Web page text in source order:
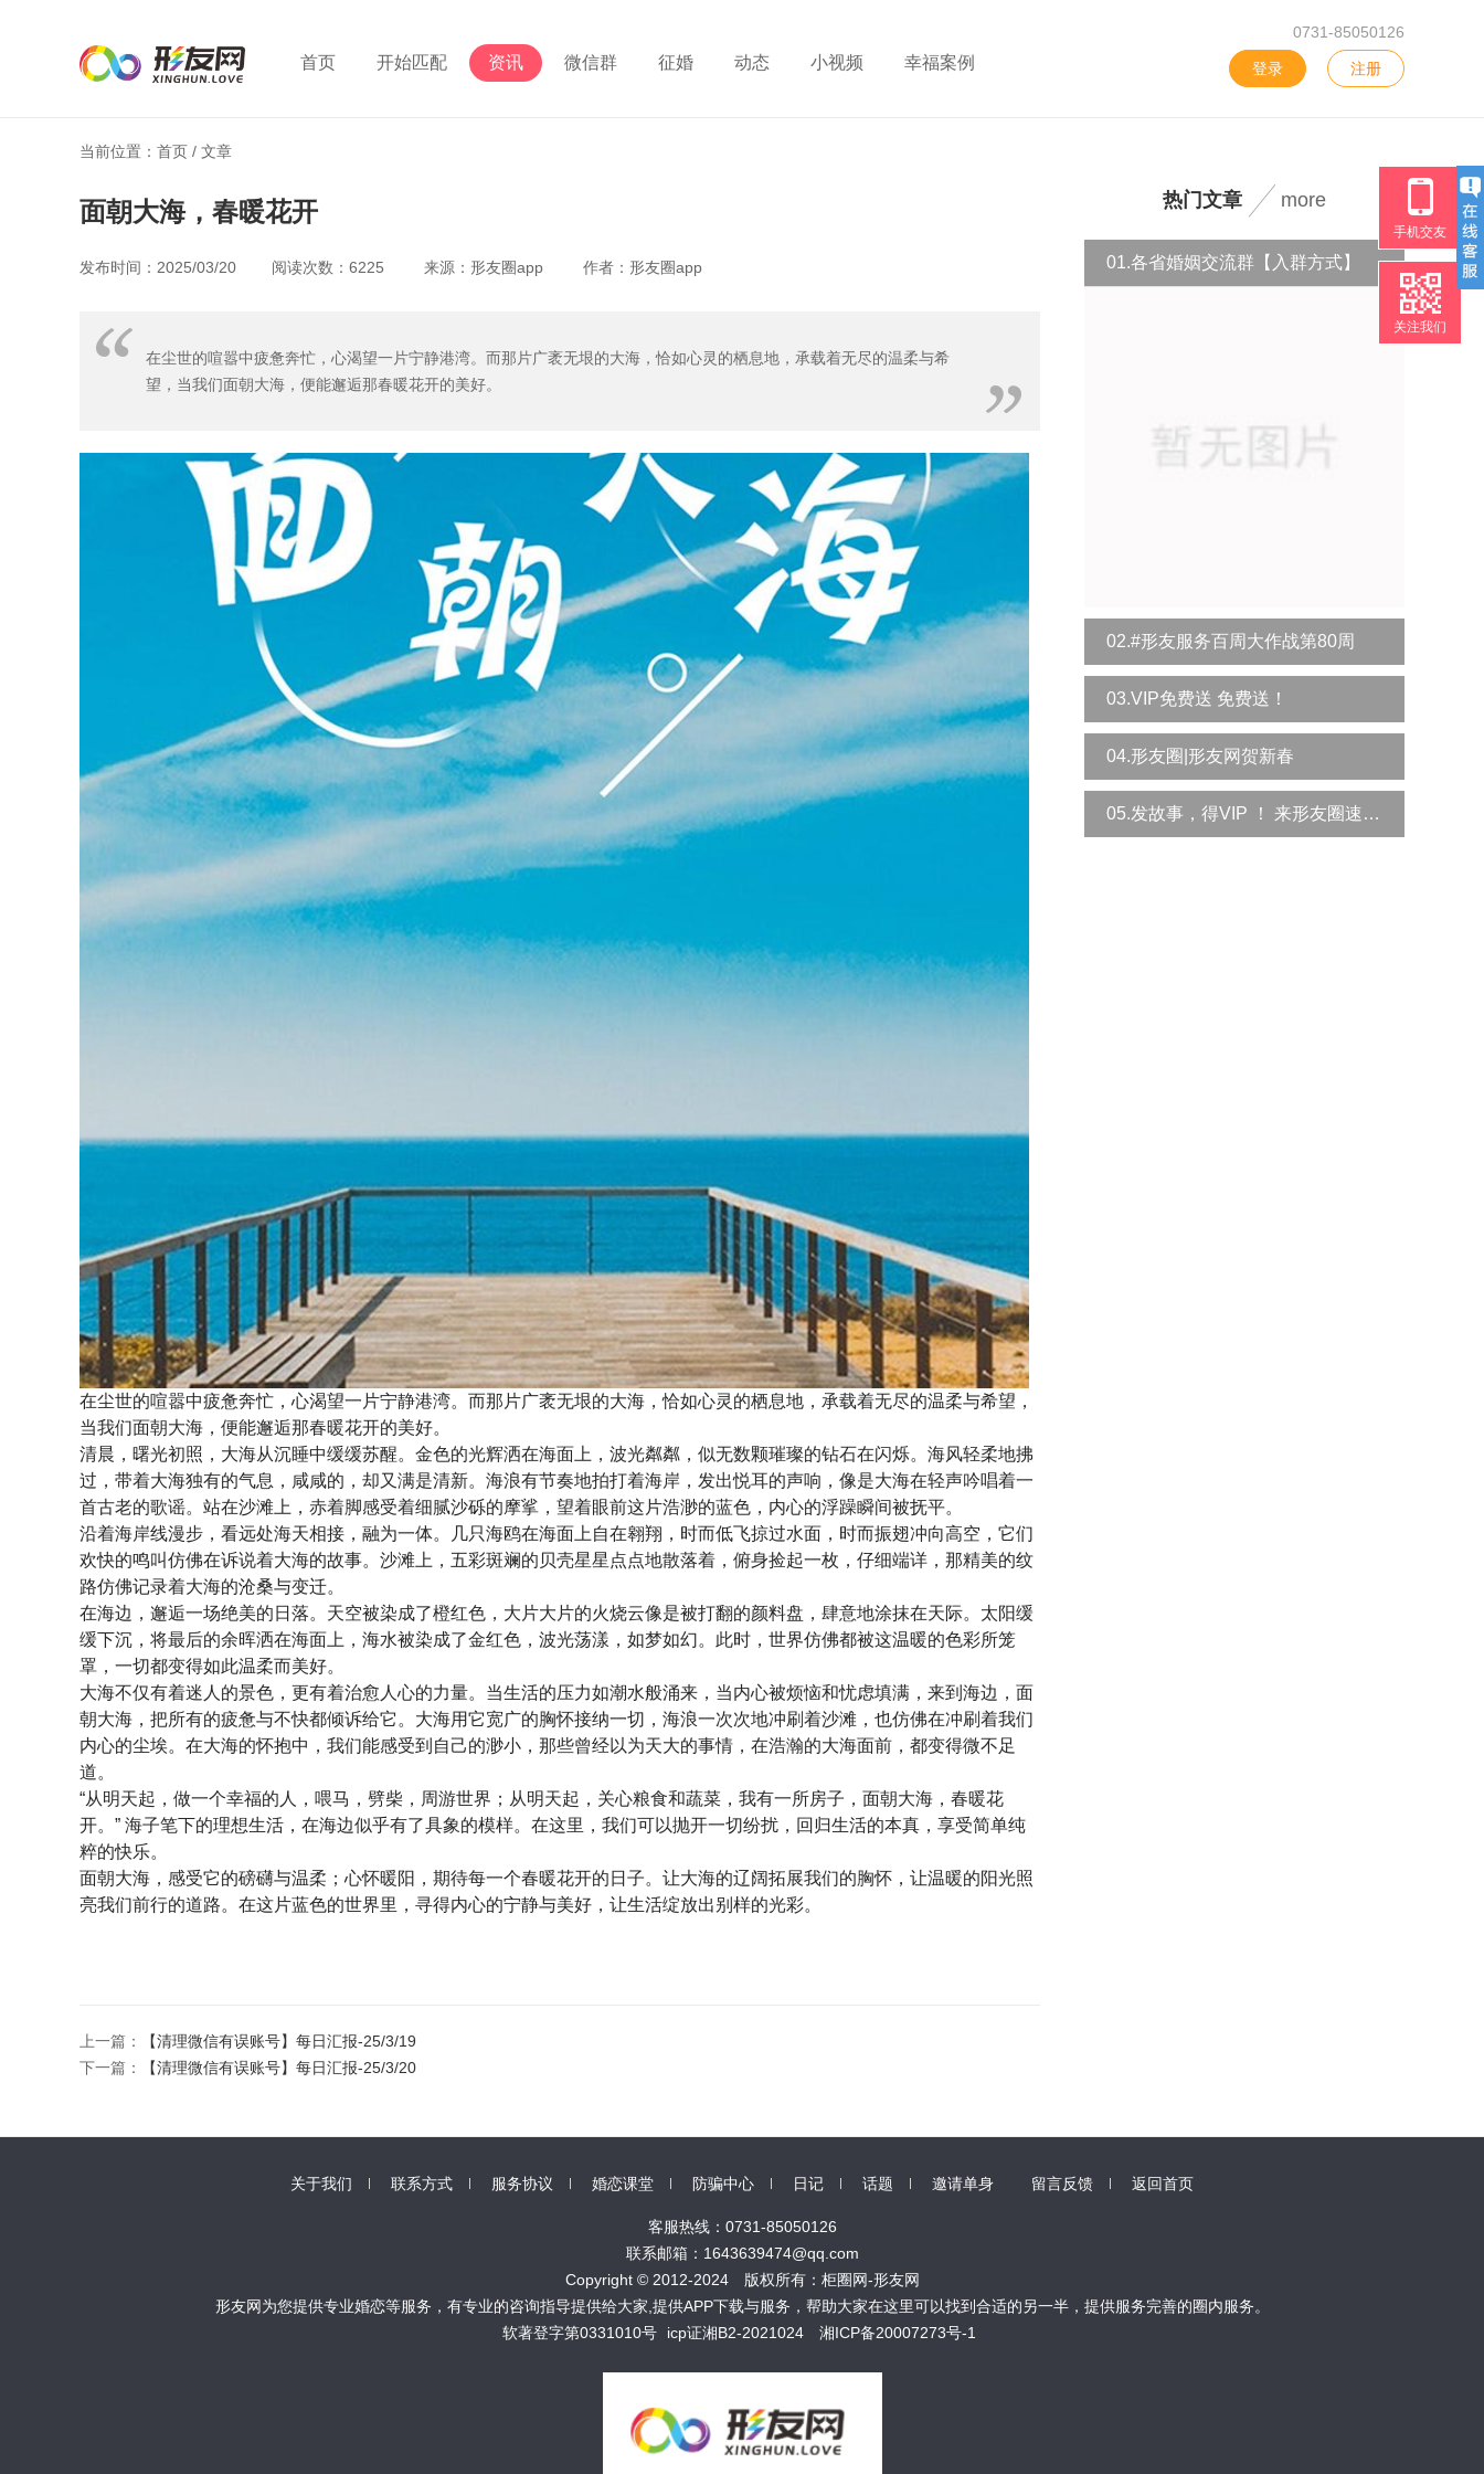
首页 开始匹配 资讯 微信群 征婚 动态 小视频 幸福案例
0731-85050126
登录 注册
当前位置：首页 / 文章
面朝大海，春暖花开
发布时间：2025/03/20 阅读次数：6225 来源：形友圈app 作者：形友圈app
在尘世的喧嚣中疲惫奔忙，心渴望一片宁静港湾。而那片广袤无垠的大海，恰如心灵的栖息地，承载着无尽的温柔与希
望，当我们面朝大海，便能邂逅那春暖花开的美好。
在尘世的喧嚣中疲惫奔忙，心渴望一片宁静港湾。而那片广袤无垠的大海，恰如心灵的栖息地，承载着无尽的温柔与希望，
当我们面朝大海，便能邂逅那春暖花开的美好。
清晨，曙光初照，大海从沉睡中缓缓苏醒。金色的光辉洒在海面上，波光粼粼，似无数颗璀璨的钻石在闪烁。海风轻柔地拂
过，带着大海独有的气息，咸咸的，却又满是清新。海浪有节奏地拍打着海岸，发出悦耳的声响，像是大海在轻声吟唱着一
首古老的歌谣。站在沙滩上，赤着脚感受着细腻沙砾的摩挲，望着眼前这片浩渺的蓝色，内心的浮躁瞬间被抚平。
沿着海岸线漫步，看远处海天相接，融为一体。几只海鸥在海面上自在翱翔，时而低飞掠过水面，时而振翅冲向高空，它们
欢快的鸣叫仿佛在诉说着大海的故事。沙滩上，五彩斑斓的贝壳星星点点地散落着，俯身捡起一枚，仔细端详，那精美的纹
路仿佛记录着大海的沧桑与变迁。
在海边，邂逅一场绝美的日落。天空被染成了橙红色，大片大片的火烧云像是被打翻的颜料盘，肆意地涂抹在天际。太阳缓
缓下沉，将最后的余晖洒在海面上，海水被染成了金红色，波光荡漾，如梦如幻。此时，世界仿佛都被这温暖的色彩所笼
罩，一切都变得如此温柔而美好。
大海不仅有着迷人的景色，更有着治愈人心的力量。当生活的压力如潮水般涌来，当内心被烦恼和忧虑填满，来到海边，面
朝大海，把所有的疲惫与不快都倾诉给它。大海用它宽广的胸怀接纳一切，海浪一次次地冲刷着沙滩，也仿佛在冲刷着我们
内心的尘埃。在大海的怀抱中，我们能感受到自己的渺小，那些曾经以为天大的事情，在浩瀚的大海面前，都变得微不足
道。
“从明天起，做一个幸福的人，喂马，劈柴，周游世界；从明天起，关心粮食和蔬菜，我有一所房子，面朝大海，春暖花
开。” 海子笔下的理想生活，在海边似乎有了具象的模样。在这里，我们可以抛开一切纷扰，回归生活的本真，享受简单纯
粹的快乐。
面朝大海，感受它的磅礴与温柔；心怀暖阳，期待每一个春暖花开的日子。让大海的辽阔拓展我们的胸怀，让温暖的阳光照
亮我们前行的道路。在这片蓝色的世界里，寻得内心的宁静与美好，让生活绽放出别样的光彩。
上一篇：
【清理微信有误账号】每日汇报-25/3/19
下一篇：
【清理微信有误账号】每日汇报-25/3/20
热门文章 more
01.各省婚姻交流群【入群方式】
02.#形友服务百周大作战第80周
03.VIP免费送 免费送！
04.形友圈|形友网贺新春
05.发故事，得VIP ！ 来形友圈速领！
关于我们 联系方式 服务协议 婚恋课堂 防骗中心 日记 话题 邀请单身 留言反馈 返回首页
客服热线：0731-85050126
联系邮箱：1643639474@qq.com
Copyright © 2012-2024 版权所有：柜圈网-形友网
形友网为您提供专业婚恋等服务，有专业的咨询指导提供给大家,提供APP下载与服务，帮助大家在这里可以找到合适的另一半，提供服务完善的圈内服务。
软著登字第0331010号
icp证湘B2-2021024 湘ICP备20007273号-1
手机交友
关注我们